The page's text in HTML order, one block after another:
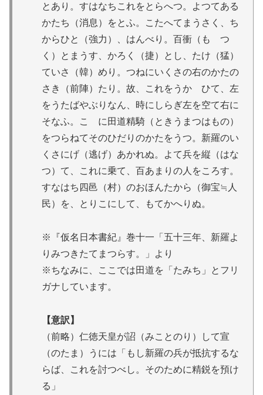
とあり。すはなちこれをとらへつ。よつてある
かたち（消息）をとふ。こたへてまうさく、ち
からひと（強力）、はんべり。百衝（もゝつ
く）とまうす、かろく（捷）とし、たけ（猛）
ていさ（韓）めり。つねにいくさの右のかたの
さき（前陣）たり。故、これをうかゞひて、左
をうたばやぶりなん、時にしらぎ左を空て右に
そなふ。こゝに田道精騎（ときうまつはもの）
をつらねてそのひだりのかたをうつ。新羅のい
くさにげ（逃げ）あかれぬ。よて兵を縦（はな
つ）て、これに乗て、百あまりの人をころす。
すなはち四邑（村）のおほんたから（御宝≒人
民）を、とりこにして、もてかへりぬ。
※『仮名日本書紀』巻十一「五十三年、新羅よ
りみつきたてまつらす。」より
※ちなみに、ここでは田道を「たみち」とフリ
ガナしています。
【意訳】
（前略）仁徳天皇が詔（みことのり）して宣
（のたま）うには「もし新羅の兵が抵抗するな
らば、これを討つべし。そのために精鋭を預け
る」